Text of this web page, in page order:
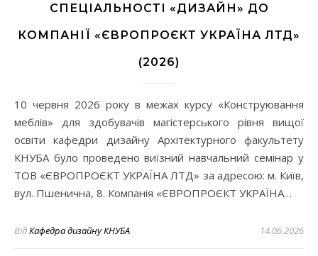
СПЕЦІАЛЬНОСТІ «ДИЗАЙН» ДО
КОМПАНІЇ «ЄВРОПРОЄКТ УКРАЇНА ЛТД»
(2026)
10 червня 2026 року в межах курсу «Конструювання
меблів» для здобувачів магістерського рівня вищої
освіти кафедри дизайну Архітектурного факультету
КНУБА було проведено виїзний навчальний семінар у
ТОВ «ЄВРОПРОЄКТ УКРАЇНА ЛТД» за адресою: м. Київ,
вул. Пшенична, 8. Компанія «ЄВРОПРОЄКТ УКРАЇНА…
ВідКафедра дизайну КНУБА 14.06.2026